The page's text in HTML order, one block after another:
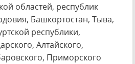
областей, республик
Башкортостан, Тыва,
республики,
Алтайского,
Приморского